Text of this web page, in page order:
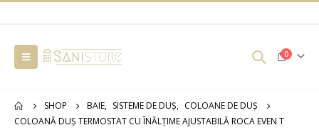
0
SHOP BAIE, SISTEME DE DUȘ, COLOANE DE DUȘ
COLOANĂ DUȘ TERMOSTAT CU ÎNĂLȚIME AJUSTABILĂ ROCA EVEN T